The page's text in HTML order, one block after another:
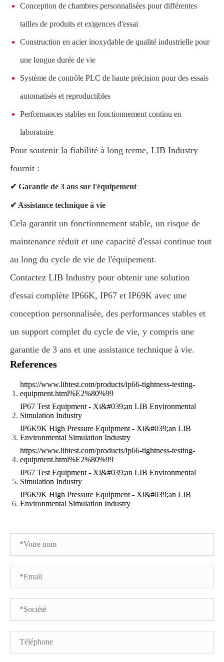
Conception de chambres personnalisées pour différentes
tailles de produits et exigences d'essai
Construction en acier inoxydable de qualité industrielle pour
une longue durée de vie
Système de contrôle PLC de haute précision pour des essais
automatisés et reproductibles
Performances stables en fonctionnement continu en
laboratoire
Pour soutenir la fiabilité à long terme, LIB Industry
fournit :
✔ Garantie de 3 ans sur l'équipement
✔ Assistance technique à vie
Cela garantit un fonctionnement stable, un risque de
maintenance réduit et une capacité d'essai continue tout
au long du cycle de vie de l'équipement.
Contactez LIB Industry pour obtenir une solution
d'essai complète IP66K, IP67 et IP69K avec une
conception personnalisée, des performances stables et
un support complet du cycle de vie, y compris une
garantie de 3 ans et une assistance technique à vie.
References
https://www.libtest.com/products/ip66-tightness-testing-
equipment.html%E2%80%99
IP67 Test Equipment - Xi&#039;an LIB Environmental
Simulation Industry
IP6K9K High Pressure Equipment - Xi&#039;an LIB
Environmental Simulation Industry
https://www.libtest.com/products/ip66-tightness-testing-
equipment.html%E2%80%99
IP67 Test Equipment - Xi&#039;an LIB Environmental
Simulation Industry
IP6K9K High Pressure Equipment - Xi&#039;an LIB
Environmental Simulation Industry